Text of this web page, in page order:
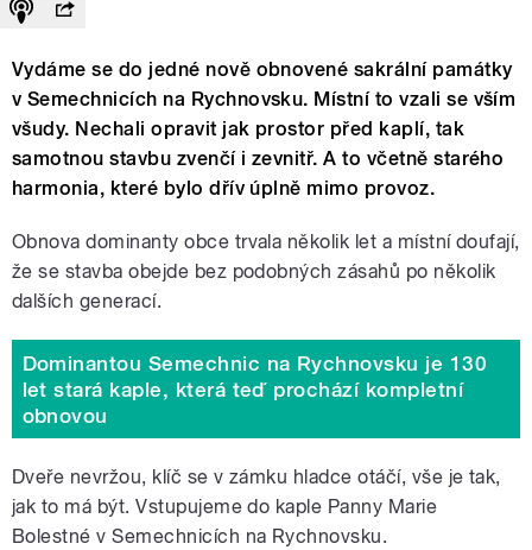
Vydáme se do jedné nově obnovené sakrální památky
v Semechnicích na Rychnovsku. Místní to vzali se vším
všudy. Nechali opravit jak prostor před kaplí, tak
samotnou stavbu zvenčí i zevnitř. A to včetně starého
harmonia, které bylo dřív úplně mimo provoz.
Obnova dominanty obce trvala několik let a místní doufají,
že se stavba obejde bez podobných zásahů po několik
dalších generací.
Dominantou Semechnic na Rychnovsku je 130
let stará kaple, která teď prochází kompletní
obnovou
Dveře nevržou, klíč se v zámku hladce otáčí, vše je tak,
jak to má být. Vstupujeme do kaple Panny Marie
Bolestné v Semechnicích na Rychnovsku.